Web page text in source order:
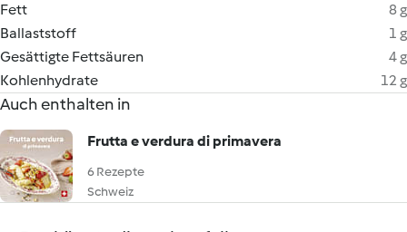
Fett
8 g
Ballaststoff
1 g
Gesättigte Fettsäuren
4 g
Kohlenhydrate
12 g
Auch enthalten in
Frutta e verdura di primavera
6 Rezepte
Schweiz